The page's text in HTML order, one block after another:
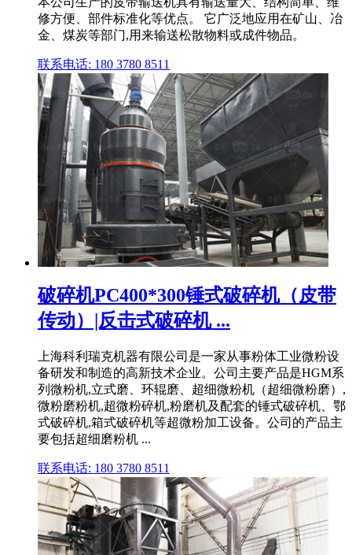
修方便、部件标准化等优点。 它广泛地应用在矿山、冶
金、煤炭等部门,用来输送松散物料或成件物品。
联系电话: 180 3780 8511
破碎机PC400*300锤式破碎机（皮带
传动）|反击式破碎机 ...
上海科利瑞克机器有限公司是一家从事粉体工业微粉设
备研发和制造的高新技术企业。公司主要产品是HGM系
列微粉机,立式磨、环辊磨、超细微粉机（超细微粉磨）,
微粉磨粉机,超微粉碎机,粉磨机及配套的锤式破碎机、鄂
式破碎机,箱式破碎机等超微粉加工设备。公司的产品主
要包括超细磨粉机 ...
联系电话: 180 3780 8511